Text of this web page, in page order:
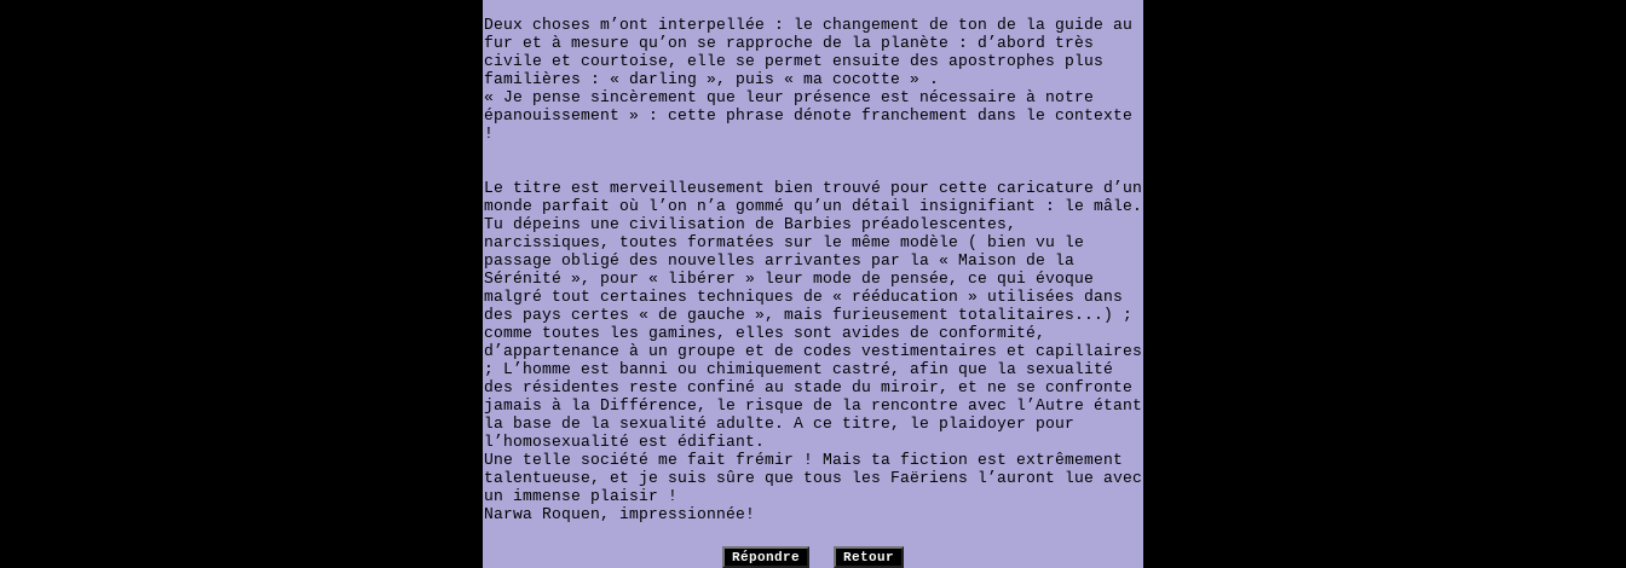
Deux choses m’ont interpellée : le changement de ton de la guide au
fur et à mesure qu’on se rapproche de la planète : d’abord très
civile et courtoise, elle se permet ensuite des apostrophes plus
familières : « darling », puis « ma cocotte » .
« Je pense sincèrement que leur présence est nécessaire à notre
épanouissement » : cette phrase dénote franchement dans le contexte
!
Le titre est merveilleusement bien trouvé pour cette caricature d’un
monde parfait où l’on n’a gommé qu’un détail insignifiant : le mâle.
Tu dépeins une civilisation de Barbies préadolescentes,
narcissiques, toutes formatées sur le même modèle ( bien vu le
passage obligé des nouvelles arrivantes par la « Maison de la
Sérénité », pour « libérer » leur mode de pensée, ce qui évoque
malgré tout certaines techniques de « rééducation » utilisées dans
des pays certes « de gauche », mais furieusement totalitaires...) ;
comme toutes les gamines, elles sont avides de conformité,
d’appartenance à un groupe et de codes vestimentaires et capillaires
; L’homme est banni ou chimiquement castré, afin que la sexualité
des résidentes reste confiné au stade du miroir, et ne se confronte
jamais à la Différence, le risque de la rencontre avec l’Autre étant
la base de la sexualité adulte. A ce titre, le plaidoyer pour
l’homosexualité est édifiant.
Une telle société me fait frémir ! Mais ta fiction est extrêmement
talentueuse, et je suis sûre que tous les Faëriens l’auront lue avec
un immense plaisir !
Narwa Roquen, impressionnée!